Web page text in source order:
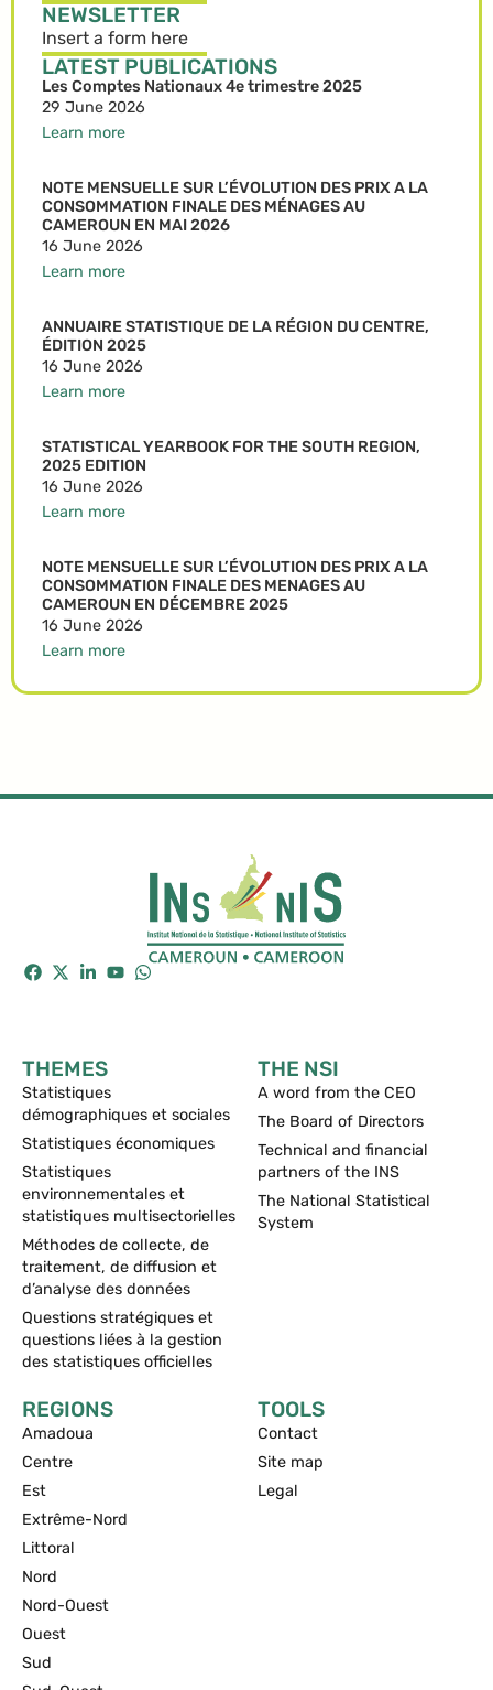
NEWSLETTER
Insert a form here
LATEST PUBLICATIONS
Les Comptes Nationaux 4e trimestre 2025
29 June 2026
Learn more
NOTE MENSUELLE SUR L’ÉVOLUTION DES PRIX A LA
CONSOMMATION FINALE DES MÉNAGES AU
CAMEROUN EN MAI 2026
16 June 2026
Learn more
ANNUAIRE STATISTIQUE DE LA RÉGION DU CENTRE,
ÉDITION 2025
16 June 2026
Learn more
STATISTICAL YEARBOOK FOR THE SOUTH REGION,
2025 EDITION
16 June 2026
Learn more
NOTE MENSUELLE SUR L’ÉVOLUTION DES PRIX A LA
CONSOMMATION FINALE DES MENAGES AU
CAMEROUN EN DÉCEMBRE 2025
16 June 2026
Learn more
THEMES
Statistiques
démographiques et sociales
Statistiques économiques
Statistiques
environnementales et
statistiques multisectorielles
Méthodes de collecte, de
traitement, de diffusion et
d’analyse des données
Questions stratégiques et
questions liées à la gestion
des statistiques officielles
THE NSI
A word from the CEO
The Board of Directors
Technical and financial
partners of the INS
The National Statistical
System
REGIONS
Amadoua
Centre
Est
Extrême-Nord
Littoral
Nord
Nord-Ouest
Ouest
Sud
TOOLS
Contact
Site map
Legal